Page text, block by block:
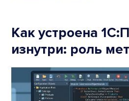
Как устроена
изнутри: роль